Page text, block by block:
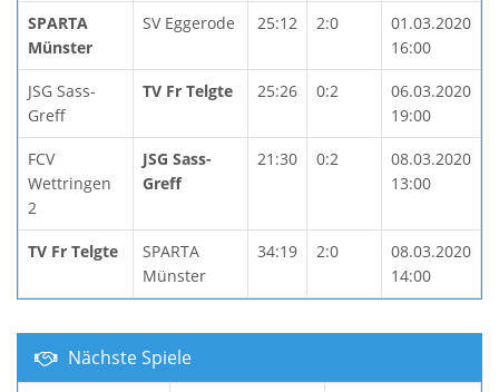
SPARTA
Münster
SV Eggerode 25:12 2:0
01.03.2020
16:00
JSG Sass-
Greff
TV Fr Telgte 25:26 0:2
06.03.2020
19:00
FCV
Wettringen
2
JSG Sass-
Greff
21:30 0:2
08.03.2020
13:00
TV Fr Telgte
SPARTA
Münster
34:19 2:0
08.03.2020
14:00
Nächste Spiele